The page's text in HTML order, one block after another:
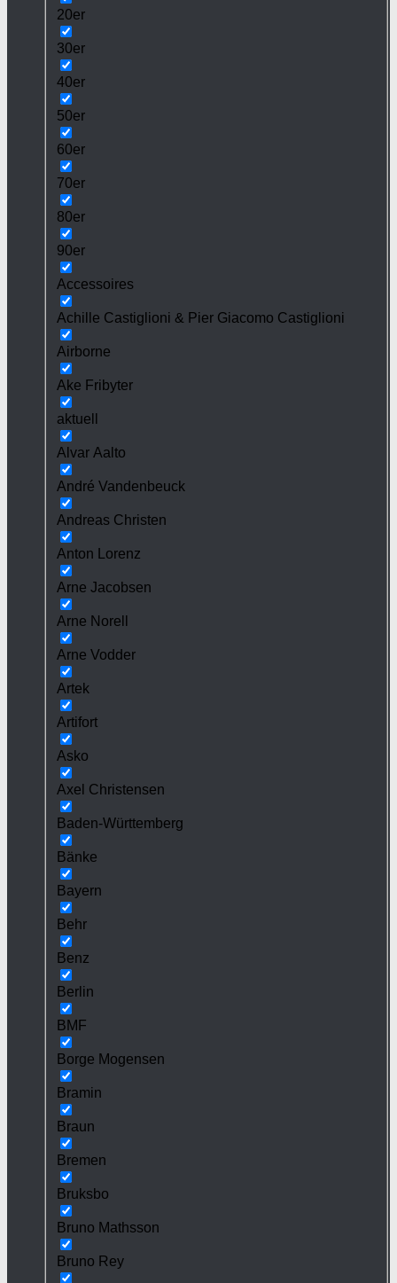
20er
30er
40er
50er
60er
70er
80er
90er
Accessoires
Achille Castiglioni & Pier Giacomo Castiglioni
Airborne
Ake Fribyter
aktuell
Alvar Aalto
André Vandenbeuck
Andreas Christen
Anton Lorenz
Arne Jacobsen
Arne Norell
Arne Vodder
Artek
Artifort
Asko
Axel Christensen
Baden-Württemberg
Bänke
Bayern
Behr
Benz
Berlin
BMF
Borge Mogensen
Bramin
Braun
Bremen
Bruksbo
Bruno Mathsson
Bruno Rey